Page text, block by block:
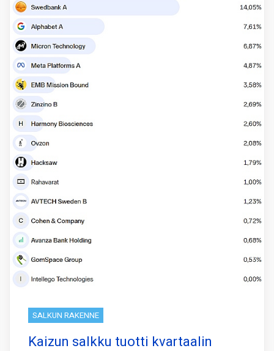
SALKUN RAKENNE
Kaizun salkku tuotti kvartaalin